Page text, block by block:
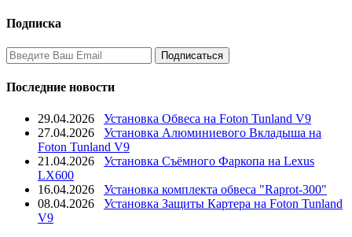
Подписка
Последние новости
29.04.2026
Установка Обвеса на Foton Tunland V9
27.04.2026
Установка Алюминиевого Вкладыша на
Foton Tunland V9
21.04.2026
Установка Съёмного Фаркопа на Lexus
LX600
16.04.2026
Установка комплекта обвеса "Raprot-300"
08.04.2026
Установка Защиты Картера на Foton Tunland
V9